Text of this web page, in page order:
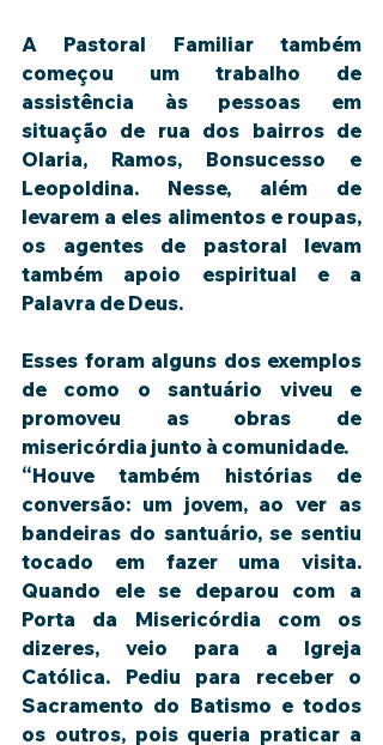
A Pastoral Familiar também
começou um trabalho de
assistência às pessoas em
situação de rua dos bairros de
Olaria, Ramos, Bonsucesso e
Leopoldina. Nesse, além de
levarem a eles alimentos e roupas,
os agentes de pastoral levam
também apoio espiritual e a
Palavra de Deus.
Esses foram alguns dos exemplos
de como o santuário viveu e
promoveu as obras de
misericórdia junto à comunidade.
“Houve também histórias de
conversão: um jovem, ao ver as
bandeiras do santuário, se sentiu
tocado em fazer uma visita.
Quando ele se deparou com a
Porta da Misericórdia com os
dizeres, veio para a Igreja
Católica. Pediu para receber o
Sacramento do Batismo e todos
os outros, pois queria praticar a